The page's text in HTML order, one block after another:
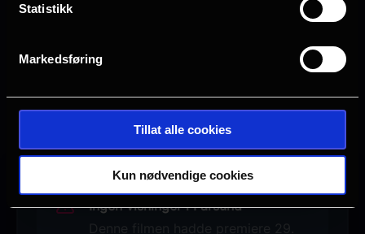
Statistikk
Markedsføring
Tillat alle cookies
Kun nødvendige cookies
Distributør
Ingen visninger i Farsund